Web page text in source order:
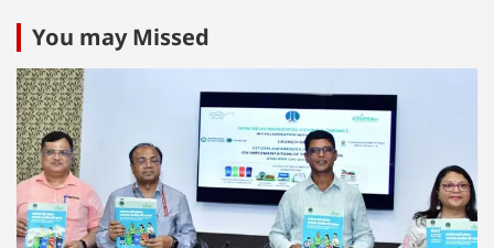
You may Missed